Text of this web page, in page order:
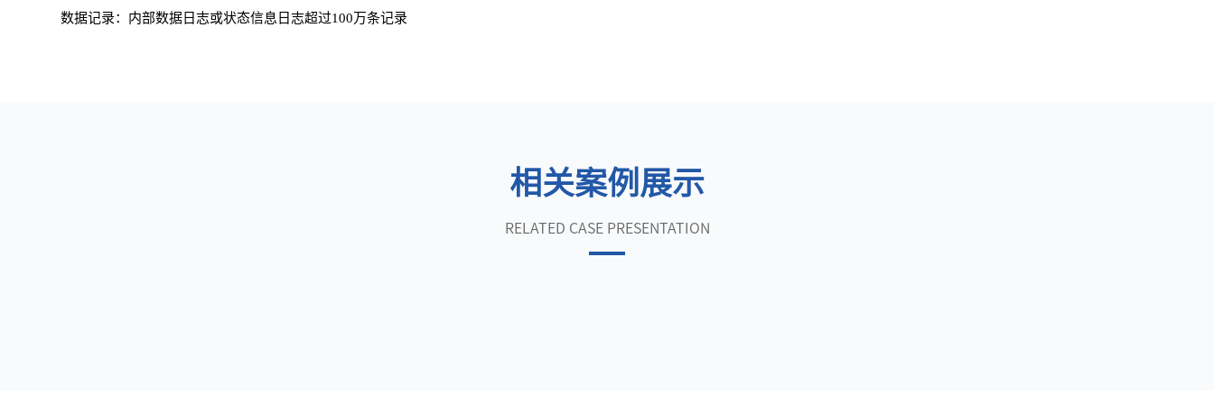
数据记录：内部数据日志或状态信息日志超过100万条记录
相关案例展示
RELATED CASE PRESENTATION